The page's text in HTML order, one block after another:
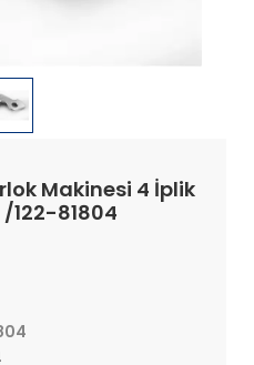
Makinesi 4 İplik
122-81804